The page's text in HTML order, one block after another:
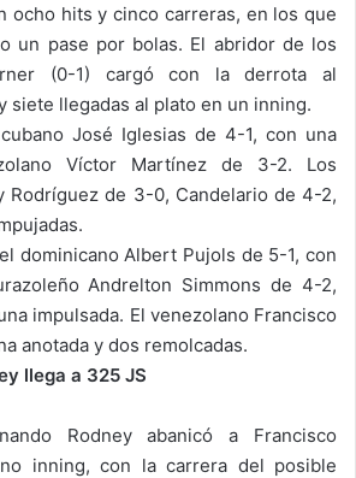
ocho hits y cinco carreras, en los que
un pase por bolas. El abridor de los
(0-1) cargó con la derrota al
siete llegadas al plato en un inning.
José Iglesias de 4-1, con una
Víctor Martínez de 3-2. Los
Rodríguez de 3-0, Candelario de 4-2,
dominicano Albert Pujols de 5-1, con
Andrelton Simmons de 4-2,
impulsada. El venezolano Francisco
anotada y dos remolcadas.
llega a 325 JS
Rodney abanicó a Francisco
inning, con la carrera del posible